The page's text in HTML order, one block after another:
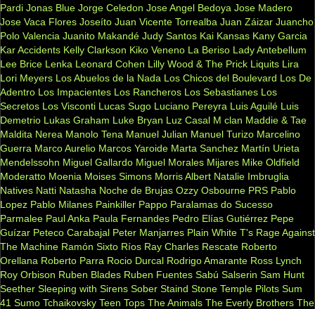
Pardi Jonas Blue Jorge Celedon Jose Angel Bedoya Jose Madero
Jose Vaca Flores Joseíto Juan Vicente Torrealba Juan Záizar Juancho
Polo Valencia Juanito Makandé Judy Santos Kai Kansas Kany Garcia
Kar Accidents Kelly Clarkson Kiko Veneno La Beriso Lady Antebellum
Lee Brice Lenka Leonard Cohen Lilly Wood & The Prick Liquits Lira
Lori Meyers Los Abuelos de la Nada Los Chicos del Boulevard Los De
Adentro Los Impacientes Los Rancheros Los Sebastianes Los
Secretos Los Visconti Lucas Sugo Luciano Pereyra Luis Aguilé Luis
Demetrio Lukas Graham Luke Bryan Luz Casal M clan Maddie & Tae
Maldita Nerea Manolo Tena Manuel Julian Manuel Turizo Marcelino
Guerra Marco Aurelio Marcos Yaroide Marta Sanchez Martín Urieta
Mendelssohn Miguel Gallardo Miguel Morales Mijares Mike Oldfield
Moderatto Moenia Moises Simons Morris Albert Natalie Imbruglia
Natives Natti Natasha Noche de Brujas Ozzy Osbourne PRS Pablo
Lopez Pablo Milanes Painkiller Pappo Paralamas do Sucesso
Parmalee Paul Anka Paula Fernandes Pedro Elías Gutiérrez Pepe
Guízar Peteco Carabajal Peter Manjarres Plain White T's Rage Against
The Machine Ramón Sixto Ríos Ray Charles Rescate Roberto
Orellana Roberto Parra Rocio Durcal Rodrigo Amarante Ross Lynch
Roy Orbison Ruben Blades Ruben Fuentes Sabú Salserin Sam Hunt
Seether Sleeping with Sirens Sober Staind Stone Temple Pilots Sum
41 Sumo Tchaikovsky Teen Tops The Animals The Everly Brothers The